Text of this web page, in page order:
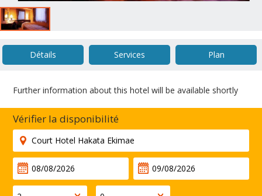
Détails Services Plan
Further information about this hotel will be available shortly
Vérifier la disponibilité